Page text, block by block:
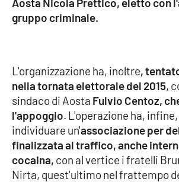
Parchi Marini Calabria
Imprese Di Calabria
Le perfidie di Antonella Grippo
Venti di comunicazione
gruppo criminale.
L'organizzazione ha, inoltre,
nella tornata elettorale del 2015,
sindaco di Aosta Fulvio Centoz,
l'appoggio. L'operazione ha,
individuare un'associazione per
finalizzata al traffico, anche
cocaina, con al vertice i fratelli
Nirta, quest'ultimo nel frattempo